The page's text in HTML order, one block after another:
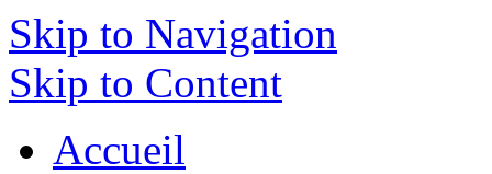
Skip to Navigation
Skip to Content
Accueil